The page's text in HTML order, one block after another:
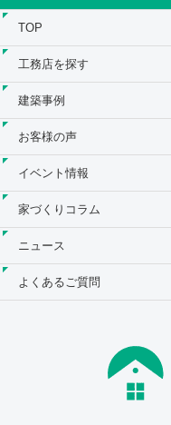
TOP
工務店を探す
建築事例
お客様の声
イベント情報
家づくりコラム
ニュース
よくあるご質問